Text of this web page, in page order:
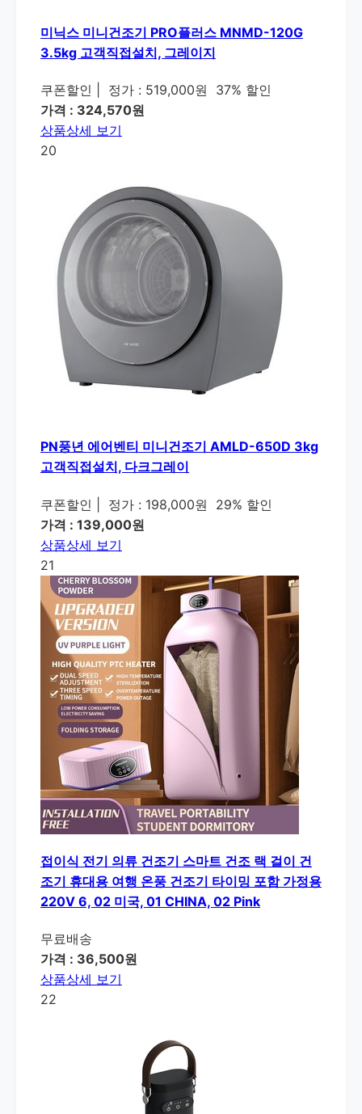
미닉스 미니건조기 PRO플러스 MNMD-120G
3.5kg 고객직접설치, 그레이지
쿠폰할인 정가 : 519,000원
37% 할인
가격 : 324,570원
상품상세 보기
20
PN풍년 에어벤티 미니건조기 AMLD-650D 3kg
고객직접설치, 다크그레이
쿠폰할인 정가 : 198,000원
29% 할인
가격 : 139,000원
상품상세 보기
21
접이식 전기 의류 건조기 스마트 건조 랙 걸이 건
조기 휴대용 여행 온풍 건조기 타이밍 포함 가정용
220V 6, 02 미국, 01 CHINA, 02 Pink
무료배송
가격 : 36,500원
상품상세 보기
22